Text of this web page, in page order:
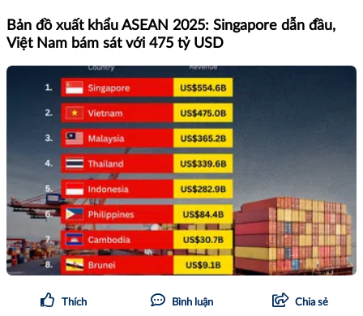
Bản đồ xuất khẩu ASEAN 2025: Singapore dẫn đầu,
Việt Nam bám sát với 475 tỷ USD
Thích Bình luận Chia sẻ